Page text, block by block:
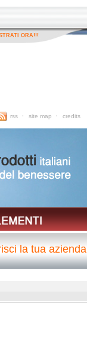
ORA!!!
rss site map credits
la tua azienda